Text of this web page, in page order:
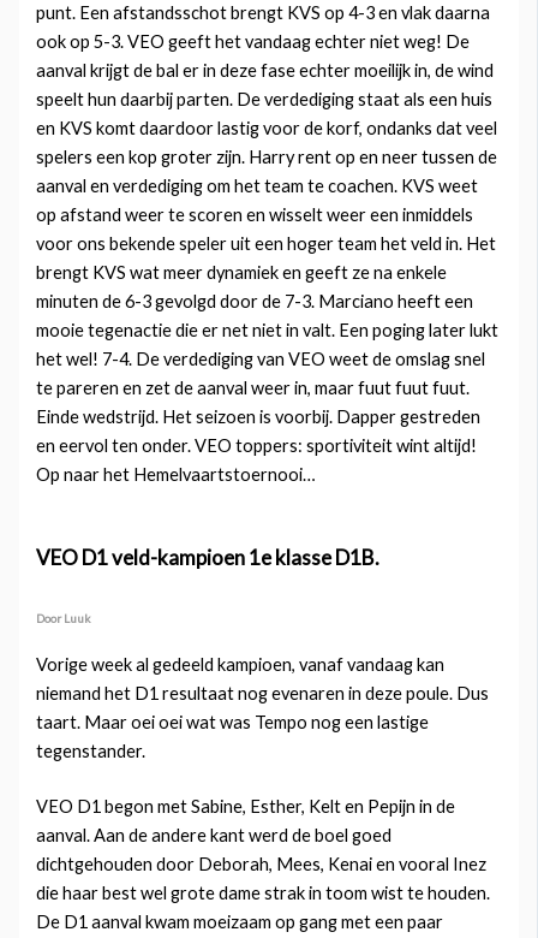
punt. Een afstandsschot brengt KVS op 4-3 en vlak daarna
ook op 5-3. VEO geeft het vandaag echter niet weg! De
aanval krijgt de bal er in deze fase echter moeilijk in, de wind
speelt hun daarbij parten. De verdediging staat als een huis
en KVS komt daardoor lastig voor de korf, ondanks dat veel
spelers een kop groter zijn. Harry rent op en neer tussen de
aanval en verdediging om het team te coachen. KVS weet
op afstand weer te scoren en wisselt weer een inmiddels
voor ons bekende speler uit een hoger team het veld in. Het
brengt KVS wat meer dynamiek en geeft ze na enkele
minuten de 6-3 gevolgd door de 7-3. Marciano heeft een
mooie tegenactie die er net niet in valt. Een poging later lukt
het wel! 7-4. De verdediging van VEO weet de omslag snel
te pareren en zet de aanval weer in, maar fuut fuut fuut.
Einde wedstrijd. Het seizoen is voorbij. Dapper gestreden
en eervol ten onder. VEO toppers: sportiviteit wint altijd!
Op naar het Hemelvaartstoernooi…
VEO D1 veld-kampioen 1e klasse D1B.
Door Luuk
Vorige week al gedeeld kampioen, vanaf vandaag kan
niemand het D1 resultaat nog evenaren in deze poule. Dus
taart. Maar oei oei wat was Tempo nog een lastige
tegenstander.
VEO D1 begon met Sabine, Esther, Kelt en Pepijn in de
aanval. Aan de andere kant werd de boel goed
dichtgehouden door Deborah, Mees, Kenai en vooral Inez
die haar best wel grote dame strak in toom wist te houden.
De D1 aanval kwam moeizaam op gang met een paar